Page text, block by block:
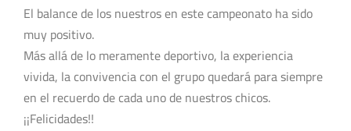
El balance de los nuestros en este campeonato ha sido
muy positivo.
Más allá de lo meramente deportivo, la experiencia
vivida, la convivencia con el grupo quedará para siempre
en el recuerdo de cada uno de nuestros chicos.
¡¡Felicidades!!